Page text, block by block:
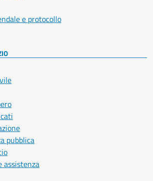
e protocollo
pubblica
assistenza